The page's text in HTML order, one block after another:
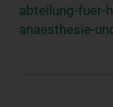
abteilung-fuer-
anaesthesie-